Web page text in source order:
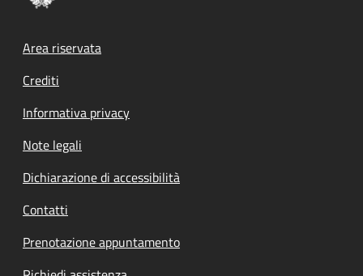
Footer menu
Area riservata
Crediti
Informativa privacy
Note legali
Dichiarazione di accessibilità
Contatti
Prenotazione appuntamento